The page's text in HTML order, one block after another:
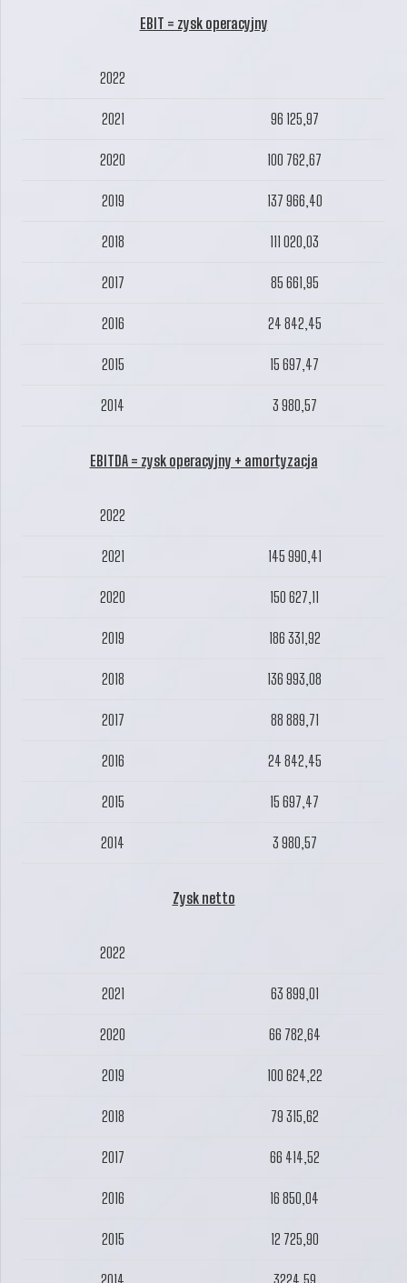
EBIT = zysk operacyjny
2022
2021 96 125,97
2020 100 762,67
2019 137 966,40
2018 111 020,03
2017 85 661,95
2016 24 842,45
2015 15 697,47
2014 3 980,57
EBITDA = zysk operacyjny + amortyzacja
2022
2021 145 990,41
2020 150 627,11
2019 186 331,92
2018 136 993,08
2017 88 889,71
2016 24 842,45
2015 15 697,47
2014 3 980,57
Zysk netto
2022
2021 63 899,01
2020 66 782,64
2019 100 624,22
2018 79 315,62
2017 66 414,52
2016 16 850,04
2015 12 725,90
2014 3224,59